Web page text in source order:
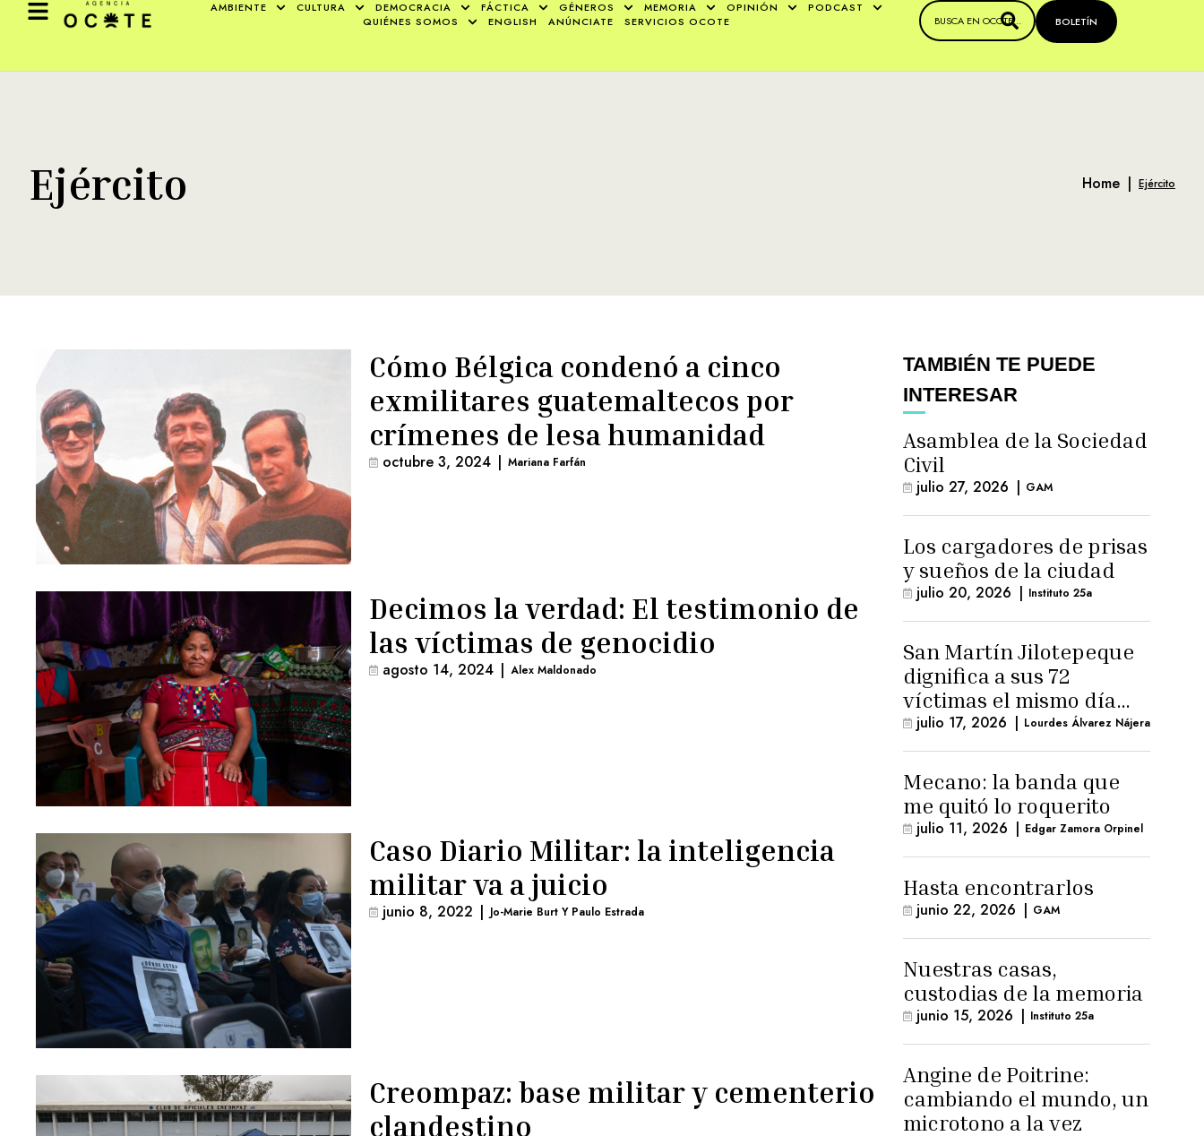
AMBIENTE CULTURA DEMOCRACIA FÁCTICA GÉNEROS MEMORIA OPINIÓN
PODCAST
QUIÉNES SOMOS
ENGLISH ANÚNCIATE SERVICIOS OCOTE BOLETÍN
Ejército Home | Ejército
Cómo Bélgica condenó a cinco
exmilitares guatemaltecos por
crímenes de lesa humanidad
octubre 3, 2024 | Mariana Farfán
Decimos la verdad: El testimonio de
las víctimas de genocidio
agosto 14, 2024 | Alex Maldonado
Caso Diario Militar: la inteligencia
militar va a juicio
junio 8, 2022 | Jo-Marie Burt Y Paulo Estrada
Creompaz: base militar y cementerio
clandestino
TAMBIÉN TE PUEDE
INTERESAR
Asamblea de la Sociedad
Civil
julio 27, 2026 | GAM
Los cargadores de prisas
y sueños de la ciudad
julio 20, 2026 | Instituto 25a
San Martín Jilotepeque
dignifica a sus 72
víctimas el mismo día
que Benedicto Lucas
logra arresto
domiciliario
julio 17, 2026 | Lourdes Álvarez Nájera
Mecano: la banda que
me quitó lo roquerito
julio 11, 2026 | Edgar Zamora Orpinel
Hasta encontrarlos
junio 22, 2026 | GAM
Nuestras casas,
custodias de la memoria
junio 15, 2026 | Instituto 25a
Angine de Poitrine:
cambiando el mundo, un
microtono a la vez